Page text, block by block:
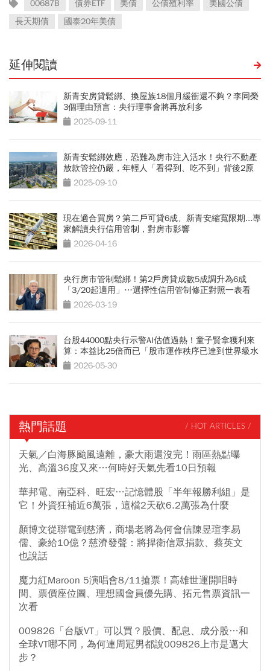
00687B 債券ETF 美債 公債殖利率
美國公債
長天期債
國泰20年美債
延伸閱讀
新青安房貸鬆綁、換屋族18個月緩衝還不夠？李同榮
3個理由預言：央行理事會將再放利多
2025-09-11
新青安鬆綁效應，恐難為房市注入活水！央行不動產
放款管控仍嚴，年輕人「看得到、吃不到」背後2原
因 2025-09-10
現在適合買房？第二戶可貸6成、新青安縮寬限期...專
家解讀央行信用管制，對房市影響
2026-04-16
央行房市管制鬆綁！第2戶房貸成數5成調升為6成
「3/20起適用」…選擇性信用管制修正對照一表看
2026-03-19
台股44000點央行示警AI估值過熱！童子賢拿獲利來
算：本益比25倍而已「股市運作秩序已達到世界級水
準」2026-05-30
熱門話題 / HOT ARTICLES /
天氣／白海豚颱風遠離，豪大雨還沒完！雨區熱點曝
光、高溫36度又來…何時好天氣先看10日預報
華邦電、南亞科、旺宏…記憶體股「半年報勝利組」是
它！外資狂補近6萬張，這檔2天砍6.2萬張為什麼
顏博文從聯電到慈濟，商場老將為何會信陳昱瑄李易
儒、豪給10億？慈濟發聲：將捍衛信眾捐款、蔡英文
也說話
魔力紅Maroon 5演唱會8/11搶票！高雄世運開唱時
間、票價座位圖、理想國會員優先購、拓元售票資訊一
次看
009826「台版VT」可以買？股價、配息、成分股…和
全球VT哪不同，為何連周冠男都說009826上市是邁大
步？